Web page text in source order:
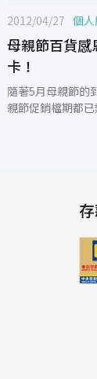
2012/04/27 個
母親節百貨感恩獻禮
卡！
隨著5月母親節的
親節促銷檔期都
利率、刷卡金回
與新光三越舉辦
5/13到新光三越
積達6,500元贈
(1,500ml)」乙
商品禮券300元